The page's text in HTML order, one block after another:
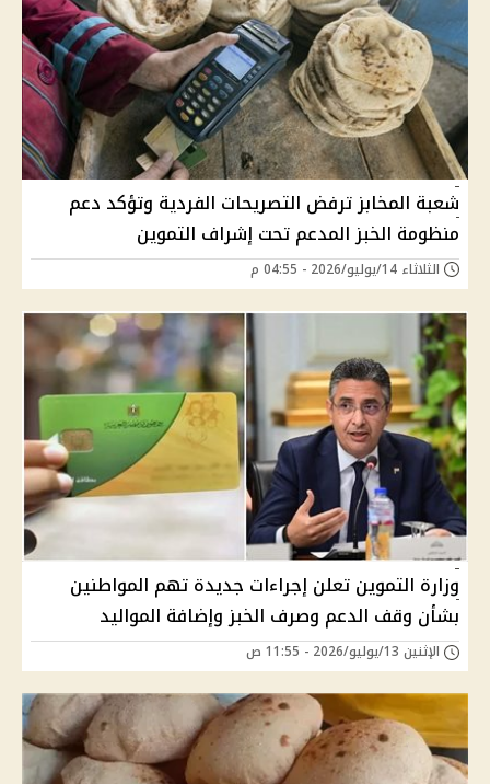
شعبة المخابز ترفض التصريحات الفردية وتؤكد دعم
منظومة الخبز المدعم تحت إشراف التموين
الثلاثاء 14/يوليو/2026 - 04:55 م
وزارة التموين تعلن إجراءات جديدة تهم المواطنين
بشأن وقف الدعم وصرف الخبز وإضافة المواليد
الإثنين 13/يوليو/2026 - 11:55 ص